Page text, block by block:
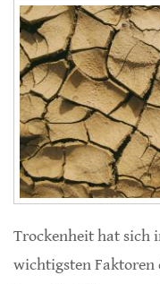
Trockenheit hat sich
wichtigsten Faktoren